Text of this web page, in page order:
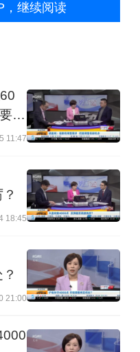
，继续阅读
11:47
？
18:45
21:00